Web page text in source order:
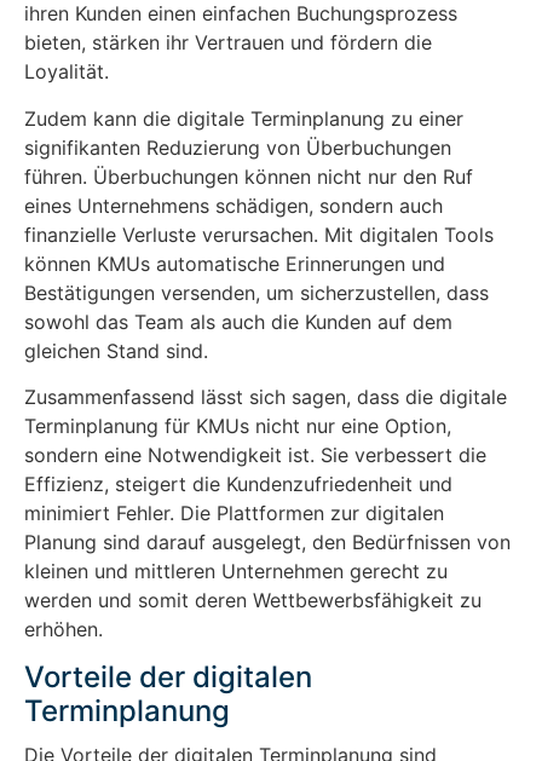
ihren Kunden einen einfachen Buchungsprozess
bieten, stärken ihr Vertrauen und fördern die
Loyalität.
Zudem kann die digitale Terminplanung zu einer
signifikanten Reduzierung von Überbuchungen
führen. Überbuchungen können nicht nur den Ruf
eines Unternehmens schädigen, sondern auch
finanzielle Verluste verursachen. Mit digitalen Tools
können KMUs automatische Erinnerungen und
Bestätigungen versenden, um sicherzustellen, dass
sowohl das Team als auch die Kunden auf dem
gleichen Stand sind.
Zusammenfassend lässt sich sagen, dass die digitale
Terminplanung für KMUs nicht nur eine Option,
sondern eine Notwendigkeit ist. Sie verbessert die
Effizienz, steigert die Kundenzufriedenheit und
minimiert Fehler. Die Plattformen zur digitalen
Planung sind darauf ausgelegt, den Bedürfnissen von
kleinen und mittleren Unternehmen gerecht zu
werden und somit deren Wettbewerbsfähigkeit zu
erhöhen.
Vorteile der digitalen
Terminplanung
Die Vorteile der digitalen Terminplanung sind